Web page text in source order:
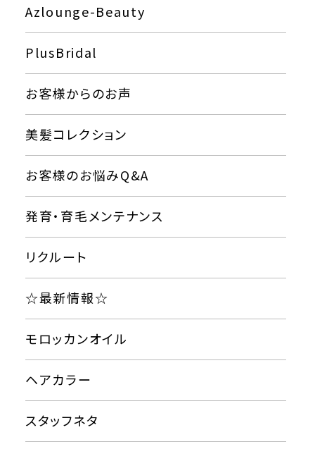
Azlounge-Beauty
PlusBridal
お客様からのお声
美髪コレクション
お客様のお悩みQ&A
発育・育毛メンテナンス
リクルート
☆最新情報☆
モロッカンオイル
ヘアカラー
スタッフネタ